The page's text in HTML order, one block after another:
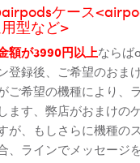
ケース
型など>
額が3990円以上ならば
登録後、ご希望のおま
ご希望の機種により、
ます、弊店がおまけの
が、もしさらに機種の
、ラインでメッセージ